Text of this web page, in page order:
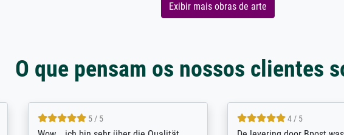
Exibir mais obras de arte
O que pensam os nossos clientes
5 / 5 4 / 5